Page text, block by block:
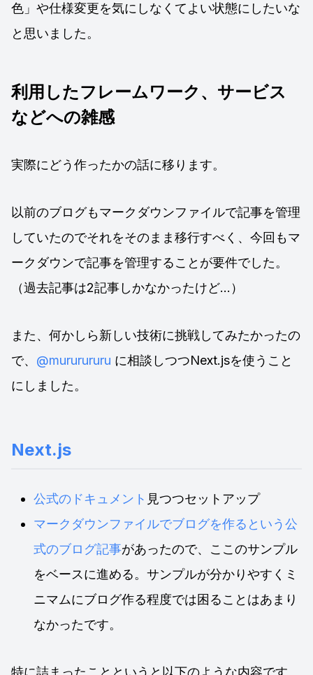
色」や仕様変更を気にしなくてよい状態にしたいな
と思いました。
利用したフレームワーク、サービス
などへの雑感
実際にどう作ったかの話に移ります。
以前のブログもマークダウンファイルで記事を管理
していたのでそれをそのまま移行すべく、今回もマ
ークダウンで記事を管理することが要件でした。
（過去記事は2記事しかなかったけど…）
また、何かしら新しい技術に挑戦してみたかったの
で、 @mururururu に相談しつつNext.jsを使うこと
にしました。
Next.js
公式のドキュメント 見つつセットアップ
マークダウンファイルでブログを作るという公
式のブログ記事があったので、ここのサンプル
をベースに進める。サンプルが分かりやすくミ
ニマムにブログ作る程度では困ることはあまり
なかったです。
特に詰まったことというと以下のような内容です。